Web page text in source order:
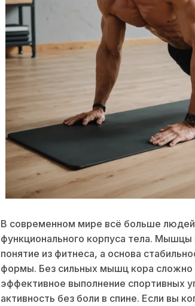
В современном мире всё больше
функционального корпуса тела. Мышцы
понятие из фитнеса, а основа
формы. Без сильных мышц кора сложно
эффективное выполнение спортивных
активность без боли в спине. Если вы